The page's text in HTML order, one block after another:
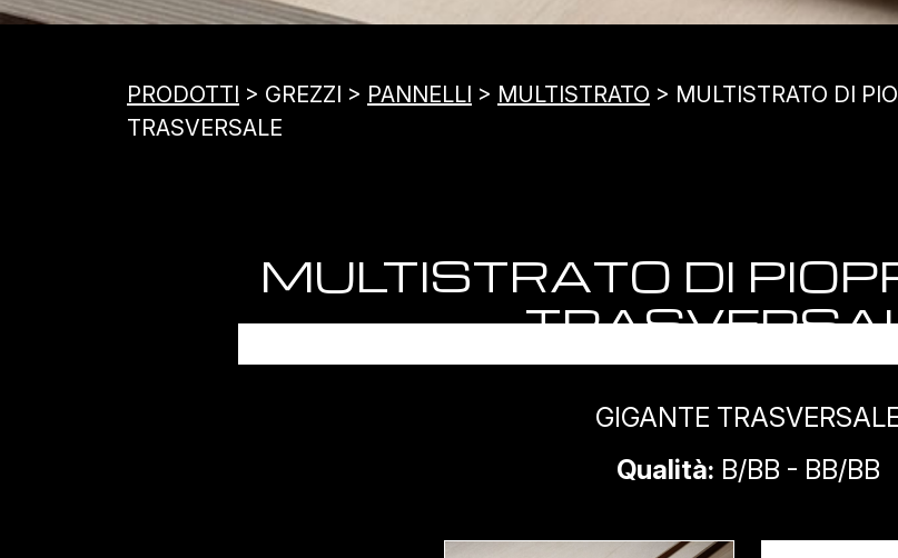
PRODOTTI > GREZZI > PANNELLI > MULTISTRATO > MULTISTRATO DI
TRASVERSALE
MULTISTRATO DI
GIGANTE
Qualità: B/BB - BB/BB